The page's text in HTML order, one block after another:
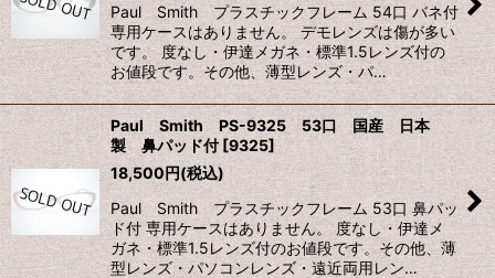
Paul Smith プラスチックフレーム 54口 バネ付
専用ケースはありません。 デモレンズは傷が多い
です。 度なし・伊達メガネ・標準1.5レンズ付の
お値段です。その他、薄型レンズ・パ…
Paul Smith PS-9325 53口 国産 日本
製 鼻パッド付 [9325]
18,500円(税込)
Paul Smith プラスチックフレーム 53口 鼻パッ
ド付 専用ケースはありません。 度なし・伊達メ
ガネ・標準1.5レンズ付のお値段です。その他、薄
型レンズ・パソコンレンズ・遠近両用レン…